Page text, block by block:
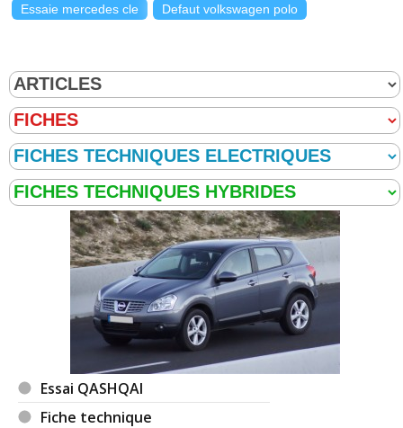
Essaie mercedes cle
Defaut volkswagen polo
Essai QASHQAI
Fiche technique